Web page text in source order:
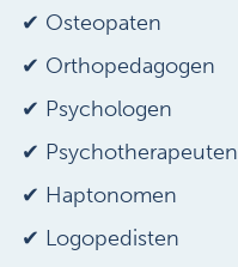
✔ Osteopaten
✔ Orthopedagogen
✔ Psychologen
✔ Psychotherapeuten
✔ Haptonomen
✔ Logopedisten